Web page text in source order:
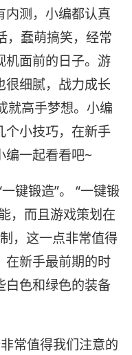
内测，小编都认真
，蠢萌搞笑，经常
机面前的日子。游
很细腻，战力成长
就高手梦想。小编
个小技巧，在新手
编一起看看吧~
键锻造”。 “一键锻
，而且游戏策划在
，这一点非常值得
在新手最前期的时
白色和绿色的装备
常值得我们注意的